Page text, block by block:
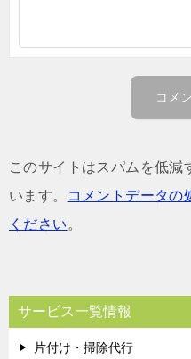
このサイトはスパムを低減
います。
コメントデータの
ください 。
サービス一覧情報
片付け・掃除代行